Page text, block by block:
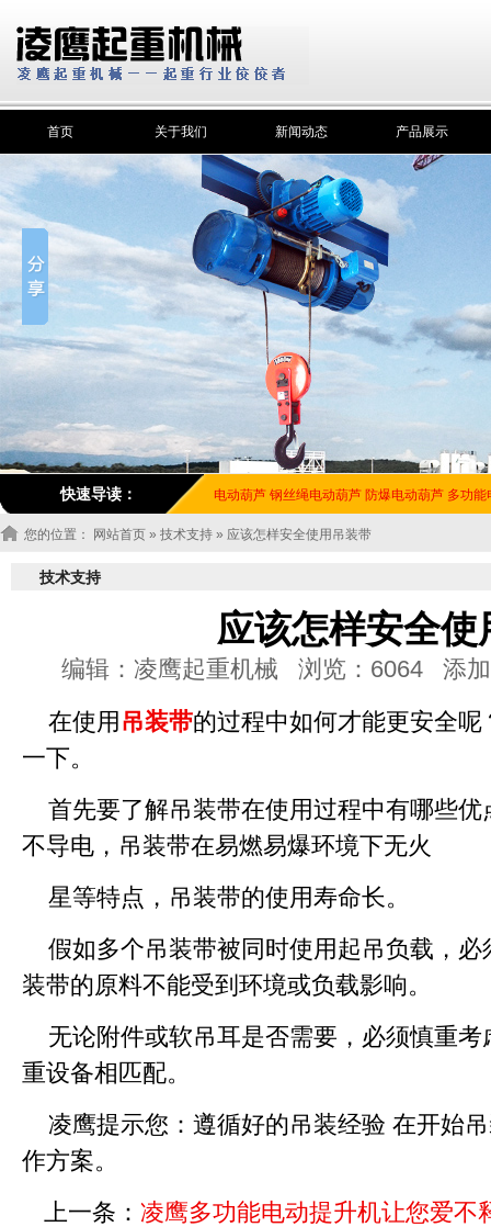
首页 关于我们 新闻动态 产品展示
快速导读： 电动葫芦 钢丝绳电动葫芦 防爆电动葫芦 多功能
您的位置： 网站首页 » 技术支持 » 应该怎样安全使用吊装带
技术支持
应该怎样安全使
编辑：凌鹰起重机械 浏览：6064 添加
在使用 吊装带的过程中如何才能更安全呢
一下。
首先要了解吊装带在使用过程中有哪些
不导电，吊装带在易燃易爆环境下无火
星等特点，吊装带的使用寿命长。
假如多个吊装带被同时使用起吊负载，
装带的原料不能受到环境或负载影响。
无论附件或软吊耳是否需要，必须慎重
重设备相匹配。
凌鹰提示您：遵循好的吊装经验 在开始
作方案。
上一条： 凌鹰多功能电动提升机让您爱不